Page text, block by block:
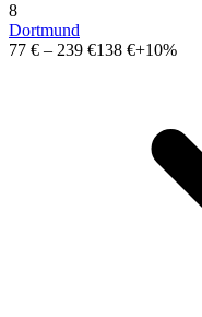
8
Dortmund
77 € – 239 €138 €+10%